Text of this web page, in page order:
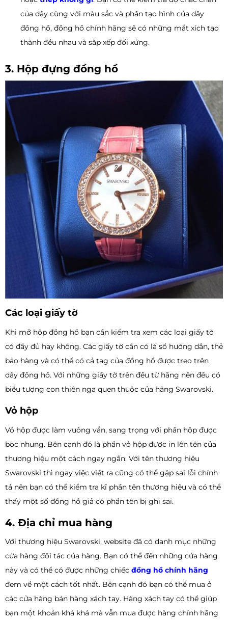
của dây cùng với màu sắc và phần tạo hình của dây
đồng hồ, đồng hồ chính hãng sẽ có những mắt xích tạo
thành đều nhau và sắp xếp đối xứng.
3. Hộp đựng đồng hồ
Các loại giấy tờ
Khi mở hộp đồng hồ bạn cần kiểm tra xem các loại giấy tờ
có đầy đủ hay không. Các giấy tờ cần có là sổ hướng dẫn, thẻ
bảo hàng và có thể có cả tag của đồng hồ được treo trên
dây đồng hồ. Với những giấy tờ trên đều từ hãng nên đều có
biểu tượng con thiên nga quen thuộc của hãng Swarovski.
Vỏ hộp
Vỏ hộp được làm vuông vắn, sang trọng với phần hộp được
bọc nhung. Bên cạnh đó là phần vỏ hộp được in lên tên của
thương hiệu một cách ngay ngắn. Với tên thương hiệu
Swarovski thì ngay việc viết ra cũng có thể gặp sai lỗi chính
tả nên bạn có thể kiểm tra kĩ phần tên thương hiệu và có thể
thấy một số đồng hồ giả có phần tên bị ghi sai.
4. Địa chỉ mua hàng
Với thương hiệu Swarovski, website đã có danh mục những
cửa hàng đối tác của hàng. Bạn có thể đến những cửa hàng
này và có thể có được những chiếc đồng hồ chính hãng
đem về một cách tốt nhất. Bên cạnh đó bạn có thể mua ở
các cửa hàng bán hàng xách tay. Hàng xách tay có thể giúp
bạn một khoản khá khá mà vẫn mua được hàng chính hãng